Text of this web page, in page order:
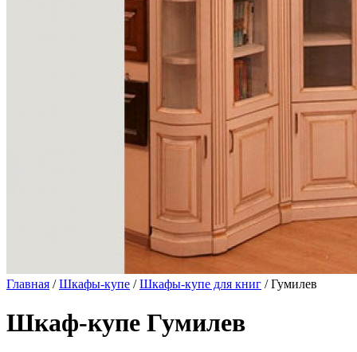
Главная /Шкафы-купе /Шкафы-купе для книг / Гумилев
Шкаф-купе Гумилев